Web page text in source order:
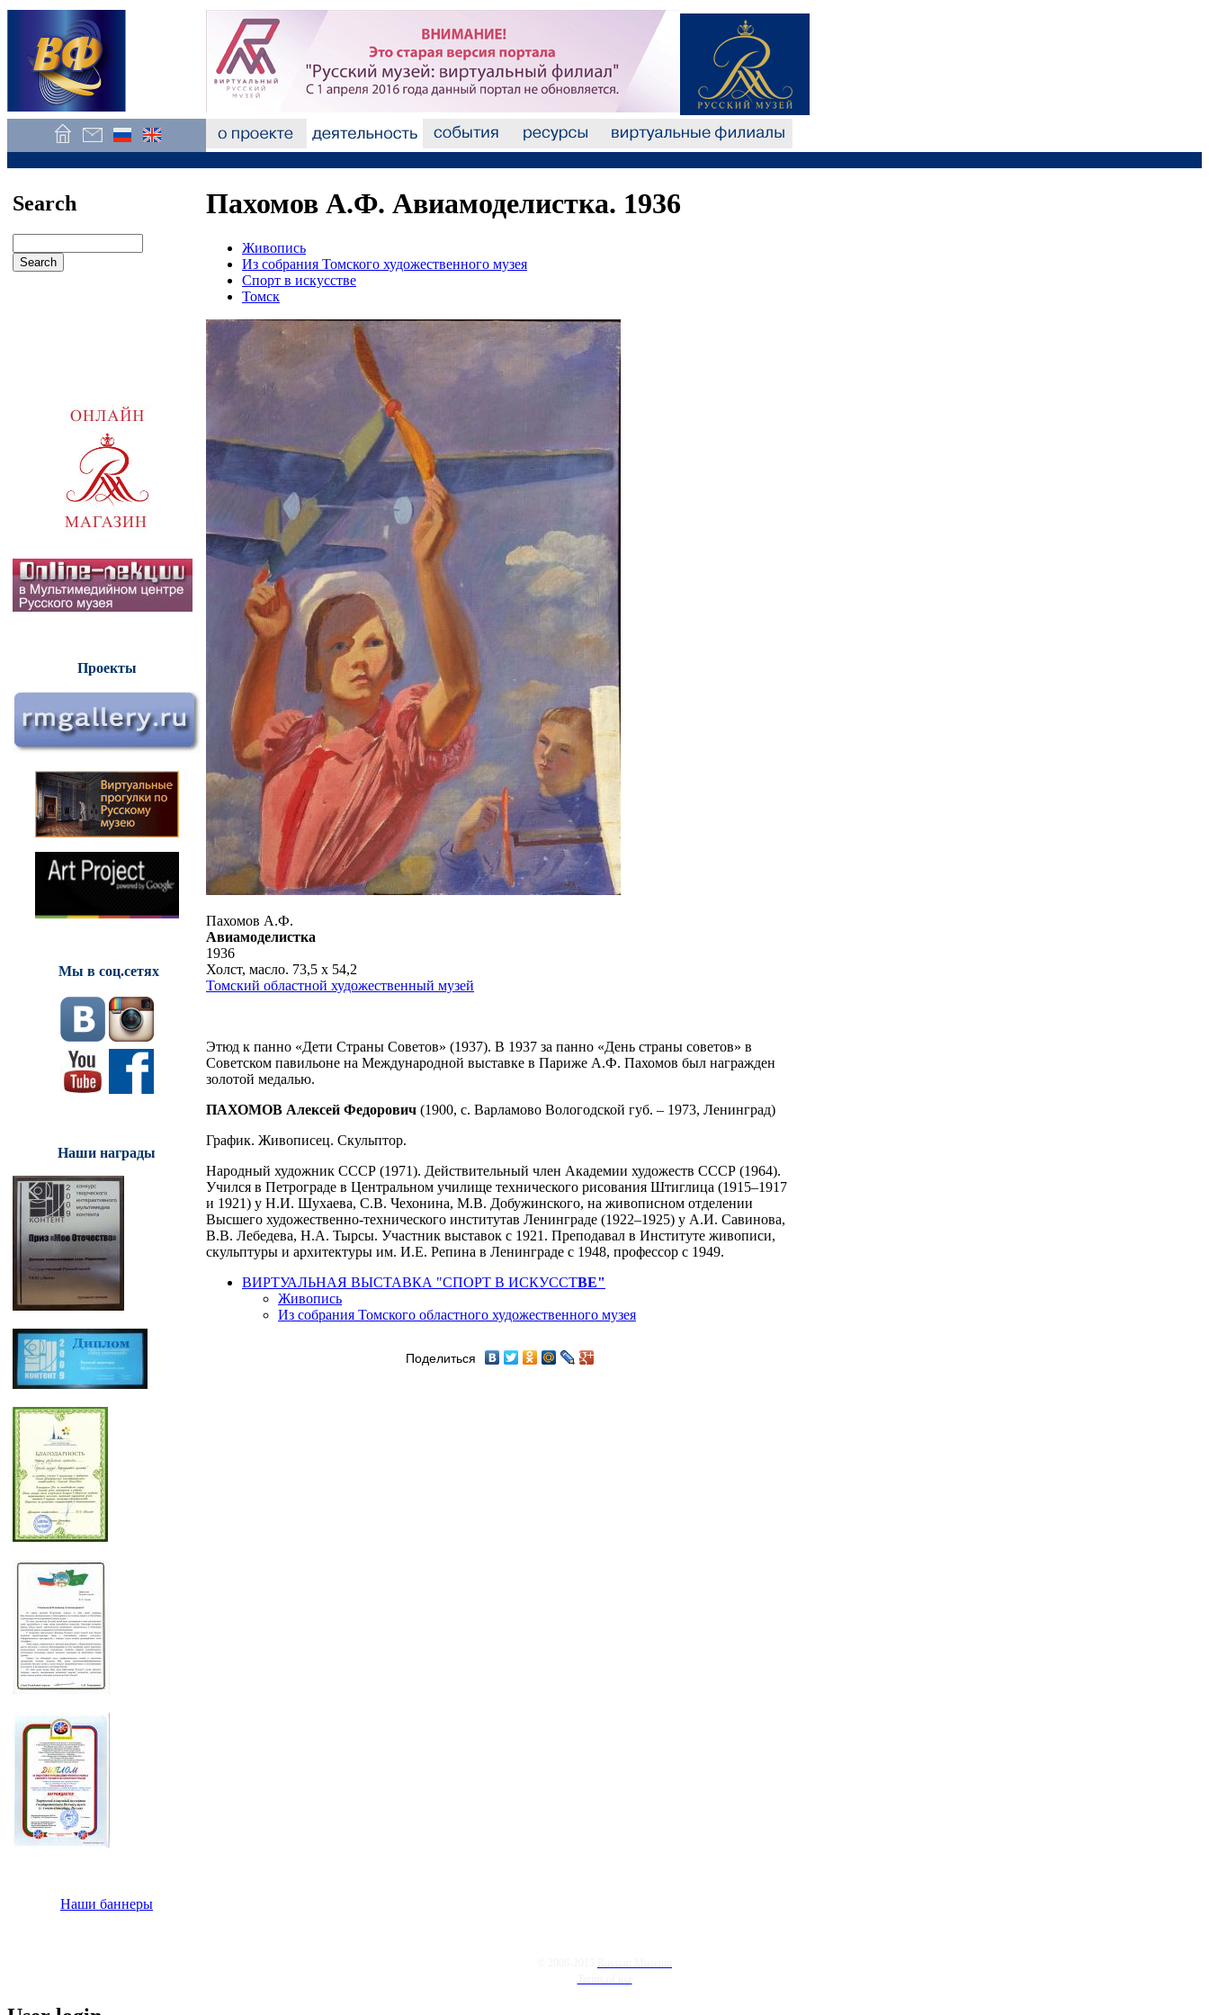
Search
Проекты
Мы в соц.сетях
Наши награды
Наши баннеры
Пахомов А.Ф. Авиамоделистка. 1936
Живопись
Из собрания Томского художественного музея
Спорт в искусстве
Томск
Пахомов А.Ф.
Авиамоделистка
1936
Холст, масло. 73,5 х 54,2
Томский областной художественный музей
Этюд к панно «Дети Страны Советов» (1937). В 1937 за панно «День страны советов» в
Советском павильоне на Международной выставке в Париже А.Ф. Пахомов был награжден
золотой медалью.
ПАХОМОВ Алексей Федорович (1900, с. Варламово Вологодской губ. – 1973, Ленинград)
График. Живописец. Скульптор.
Народный художник СССР (1971). Действительный член Академии художеств СССР (1964).
Учился в Петрограде в Центральном училище технического рисования Штиглица (1915–1917
и 1921) у Н.И. Шухаева, С.В. Чехонина, М.В. Добужинского, на живописном отделении
Высшего художественно-технического институтав Ленинграде (1922–1925) у А.И. Савинова,
В.В. Лебедева, Н.А. Тырсы. Участник выставок с 1921. Преподавал в Институте живописи,
скульптуры и архитектуры им. И.Е. Репина в Ленинграде с 1948, профессор с 1949.
ВИРТУАЛЬНАЯ ВЫСТАВКА "СПОРТ В ИСКУССТВЕ"
Живопись
Из собрания Томского областного художественного музея
Поделиться